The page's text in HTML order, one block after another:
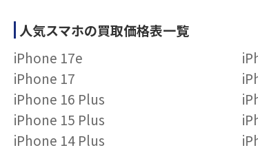
人気スマホの買取価格表一覧
iPhone 17e
iPhone 17
iPhone 16 Plus
iPhone 15 Plus
iPhone 14 Plus